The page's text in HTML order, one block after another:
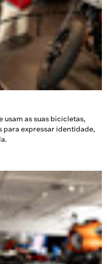
as suas bicicletas,
para expressar identidade,